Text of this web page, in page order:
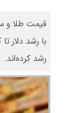
رشد کرده‌اند.